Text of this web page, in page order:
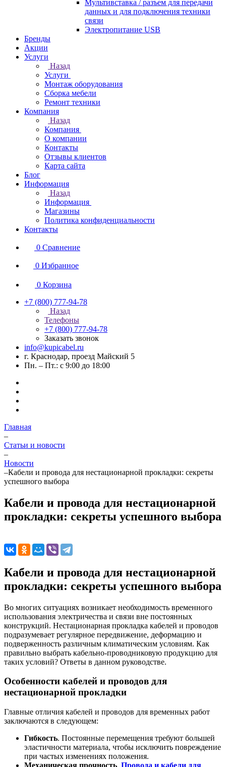
Мультивставка / разъем для передачи
данных и для подключения техники
связи
Электропитание USB
Бренды
Акции
Услуги
Назад
Услуги
Монтаж оборудования
Сборка мебели
Ремонт техники
Компания
Назад
Компания
О компании
Контакты
Отзывы клиентов
Карта сайта
Блог
Информация
Назад
Информация
Магазины
Политика конфиденциальности
Контакты
0 Сравнение
0 Избранное
0 Корзина
+7 (800) 777-94-78
Назад
Телефоны
+7 (800) 777-94-78
Заказать звонок
info@kupicabel.ru
г. Краснодар, проезд Майский 5
Пн. – Пт.: с 9:00 до 18:00
Главная
–
Статьи и новости
–
Новости
–Кабели и провода для нестационарной прокладки: секреты
успешного выбора
Кабели и провода для нестационарной
прокладки: секреты успешного выбора
Кабели и провода для нестационарной
прокладки: секреты успешного выбора
Во многих ситуациях возникает необходимость временного
использования электричества и связи вне постоянных
конструкций. Нестационарная прокладка кабелей и проводов
подразумевает регулярное передвижение, деформацию и
подверженность различным климатическим условиям. Как
правильно выбрать кабельно-проводниковую продукцию для
таких условий? Ответы в данном руководстве.
Особенности кабелей и проводов для
нестационарной прокладки
Главные отличия кабелей и проводов для временных работ
заключаются в следующем:
Гибкость. Постоянные перемещения требуют большей
эластичности материала, чтобы исключить повреждение
при частых изменениях положения.
Механическая прочность Провода и кабели для